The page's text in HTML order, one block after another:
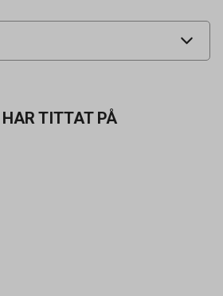
46181504
TITTAT PÅ